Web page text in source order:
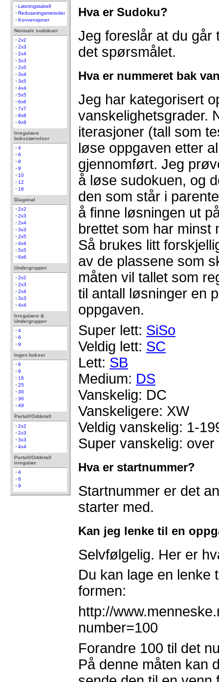
Løsningstabell
Reduseringsmetoder
Konvensjoner
Normale sudokuer
2x2
2x3
2x4
3x3
2x5
3x4
3x5
4x4
5x5
6x6
7x7
8x8
9x9
Irregulære
boksstørrelser
4
6
8
9
10
12
16
Diagonal
2x2
2x3
2x4
3x3
2x5
4x4
5x5
6x6
Undergrupper
2x2
2x3
2x4
3x3
4x4
Irregulære &
Undergrupper
4
6
9
Ingen bokser
6
9
16
25
30
36
49
Partall/Oddetall
2x2
2x3
3x3
4x4
Partall/Oddetall
irregulær
4
6
9
Hva er Sudoku?
Jeg foreslår at du går
det spørsmålet.
Hva er nummeret bak
Jeg har kategorisert
vanskelighetsgrader.
iterasjoner (tall som
løse oppgaven etter
gjennomført. Jeg
å løse sudokuen, og
den som står i
å finne løsningen ut
brettet som har minst
Så brukes litt
av de plassene som
måten vil tallet som
til antall løsninger en
oppgaven.
Super lett: SiSo
Veldig lett: SC
Lett: SB
Medium: DS
Vanskelig: DC
Vanskeligere: XW
Veldig vanskelig: 1-
Super vanskelig: over
Hva er startnummer?
Startnummer er det
starter med.
Kan jeg lenke til en
Selvfølgelig. Her er
Du kan lage en lenke
formen:
http://
number=100
Forandre 100 til det
På denne måten kan